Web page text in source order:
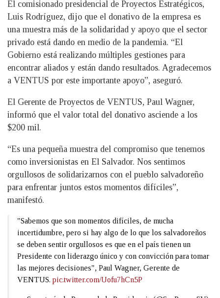
El comisionado presidencial de Proyectos Estratégicos,
Luis Rodríguez, dijo que el donativo de la empresa es
una muestra más de la solidaridad y apoyo que el sector
privado está dando en medio de la pandemia. “El
Gobierno está realizando múltiples gestiones para
encontrar aliados y están dando resultados. Agradecemos
a VENTUS por este importante apoyo”, aseguró.
El Gerente de Proyectos de VENTUS, Paul Wagner,
informó que el valor total del donativo asciende a los
$200 mil.
“Es una pequeña muestra del compromiso que tenemos
como inversionistas en El Salvador. Nos sentimos
orgullosos de solidarizarnos con el pueblo salvadoreño
para enfrentar juntos estos momentos difíciles”,
manifestó.
"Sabemos que son momentos difíciles, de mucha
incertidumbre, pero si hay algo de lo que los salvadoreños
se deben sentir orgullosos es que en el país tienen un
Presidente con liderazgo único y con convicción para tomar
las mejores decisiones", Paul Wagner, Gerente de
VENTUS. pic.twitter.com/Uofu7hCn5P